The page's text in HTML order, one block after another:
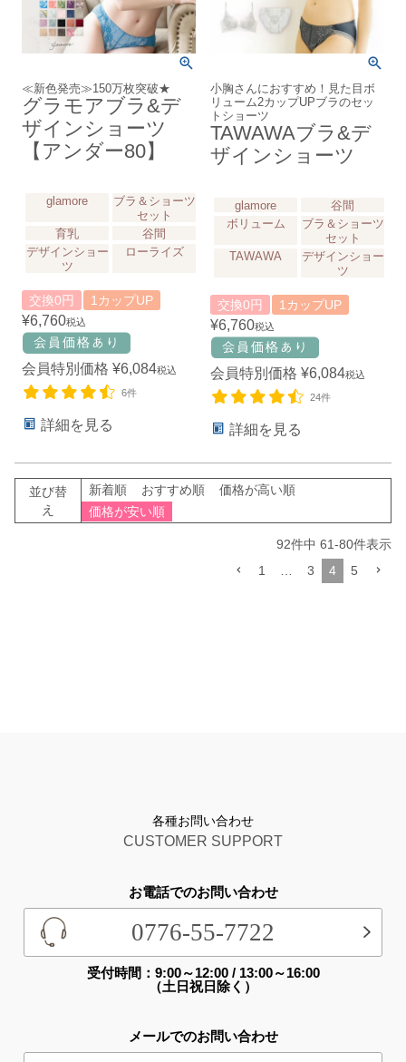
≪新色発売≫150万枚突破★
グラモアブラ&デ
ザインショーツ
【アンダー80】
glamore
ブラ＆ショーツ
セット
育乳
谷間
デザインショー
ツ
ローライズ
交換0円 1カップUP
¥6,760税込
会員特別価格 ¥6,084税込
6件
詳細を見る
小胸さんにおすすめ！見た目ボ
リューム2カップUPブラのセッ
トショーツ
TAWAWAブラ&デ
ザインショーツ
glamore
谷間
ボリューム
ブラ＆ショーツ
セット
TAWAWA
デザインショー
ツ
交換0円 1カップUP
¥6,760税込
会員特別価格 ¥6,084税込
24件
詳細を見る
並び替
え
新着順 おすすめ順
価格が高い順
価格が安い順
92件中 61-80件表示
1
… 3 4 5
各種お問い合わせ
CUSTOMER SUPPORT
お電話でのお問い合わせ
0776-55-7722
受付時間：9:00～12:00 / 13:00～16:00
（土日祝日除く）
メールでのお問い合わせ